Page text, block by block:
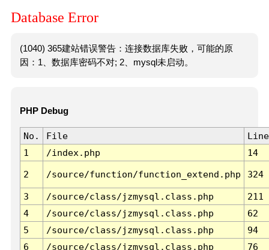
Database Error
(1040) 365建站错误警告：连接数据库失败，可能的原
因：1、数据库密码不对; 2、mysql未启动。
PHP Debug
No. File
Line
1
/index.php 14
2 /source/function/function_extend.php 324
3 /source/class/jzmysql.class.php
211
4
/source/class/jzmysql.class.php
62
5
/source/class/jzmysql.class.php
94
6
/source/class/jzmysql.class.php 76